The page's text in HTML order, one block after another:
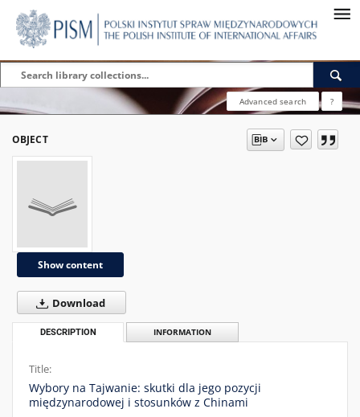
Advanced search ?
OBJECT
Show content
Download
DESCRIPTION INFORMATION
Title:
Wybory na Tajwanie: skutki dla jego pozycji
międzynarodowej i stosunków z Chinami